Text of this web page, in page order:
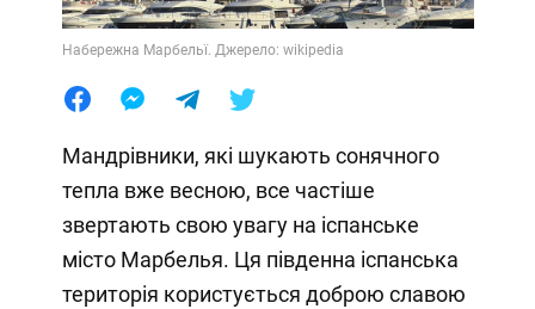
Набережна Марбельї. Джерело: wikipedia
Мандрівники, які шукають сонячного
тепла вже весною, все частіше
звертають свою увагу на іспанське
місто Марбелья. Ця південна іспанська
територія користується доброю славою